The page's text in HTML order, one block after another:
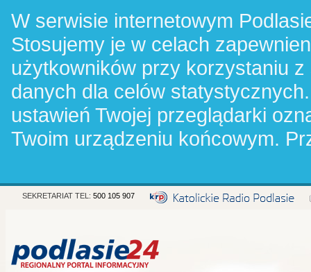
W serwisie internetowym
Stosujemy je w celach
użytkowników przy korzystaniu
danych dla celów
ustawień Twojej przeglądarki
Twoim urządzeniu końcowym.
SEKRETARIAT TEL: 500 105 907